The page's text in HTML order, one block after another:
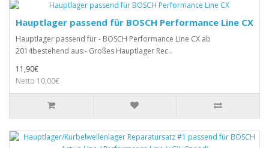
Hauptlager passend für BOSCH Performance Line CX
Hauptlager passend für - BOSCH Performance Line CX ab
2014bestehend aus:- Großes Hauptlager Rec..
11,90€
Netto 10,00€